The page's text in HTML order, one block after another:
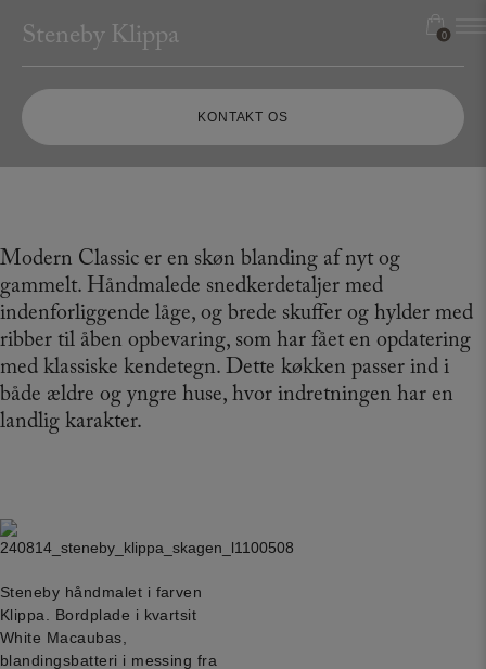
0
0
Steneby Klippa
KONTAKT OS
Modern Classic er en skøn blanding af nyt og
gammelt. Håndmalede snedkerdetaljer med
indenforliggende låge, og brede skuffer og hylder med
ribber til åben opbevaring, som har fået en opdatering
med klassiske kendetegn. Dette køkken passer ind i
både ældre og yngre huse, hvor indretningen har en
landlig karakter.
Steneby håndmalet i farven
Klippa. Bordplade i kvartsit
White Macaubas,
blandingsbatteri i messing fra